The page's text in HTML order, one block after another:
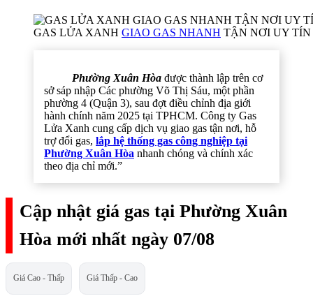
GAS LỬA XANH GIAO GAS NHANH TẬN NƠI UY
Phường Xuân Hòa được thành lập trên cơ
sở sáp nhập Các phường Võ Thị Sáu, một phần
phường 4 (Quận 3), sau đợt điều chỉnh địa giới
hành chính năm 2025 tại TPHCM. Công ty Gas
Lửa Xanh cung cấp dịch vụ giao gas tận nơi, hỗ
trợ đổi gas, lắp hệ thống gas công nghiệp tại
Phường Xuân Hòa nhanh chóng và chính xác
theo địa chỉ mới.”
Cập nhật giá gas tại Phường Xuân
Hòa mới nhất ngày 07/08
Giá Cao - Thấp Giá Thấp - Cao